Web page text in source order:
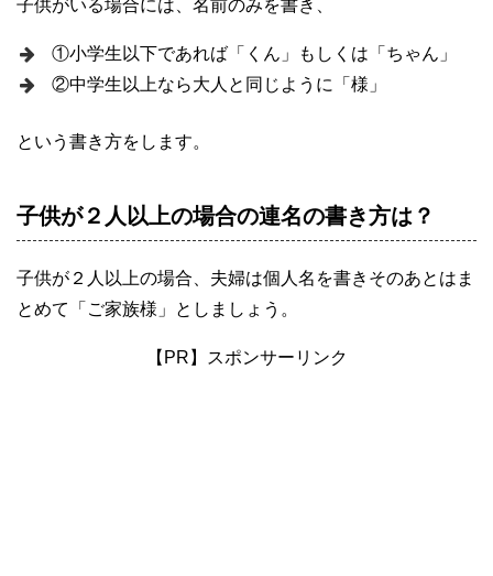
子供がいる場合には、名前のみを書き、
①小学生以下であれば「くん」もしくは「ちゃん」
②中学生以上なら大人と同じように「様」
という書き方をします。
子供が２人以上の場合の連名の書き方は？
子供が２人以上の場合、夫婦は個人名を書きそのあとはま
とめて「ご家族様」としましょう。
【PR】スポンサーリンク